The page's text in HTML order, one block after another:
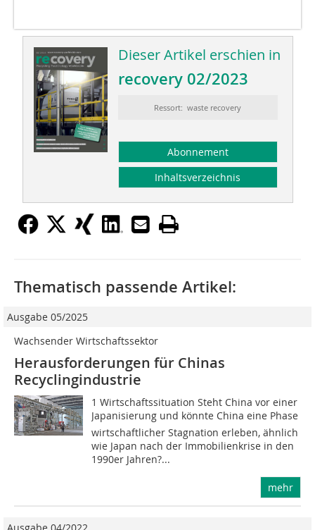
Dieser Artikel erschien in
recovery 02/2023
Ressort: waste recovery
Abonnement
Inhaltsverzeichnis
Thematisch passende Artikel:
Ausgabe 05/2025
Wachsender Wirtschaftssektor
Herausforderungen für Chinas
Recyclingindustrie
1 Wirtschaftssituation Steht China vor einer
Japanisierung und könnte China eine Phase
wirtschaftlicher Stagnation erleben, ähnlich
wie Japan nach der Immobilienkrise in den
1990er Jahren?...
mehr